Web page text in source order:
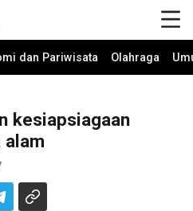
dan Pariwisata Olahraga
kesiapsiagaan
alam